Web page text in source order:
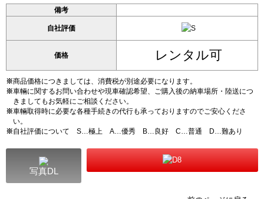
備考
自社評価
価格 レンタル可
※商品価格につきましては、消費税が別途必要になります。
※車輛に関するお問い合わせや現車確認希望、ご購入後の納車場所・陸送につ
きましてもお気軽にご相談ください。
※車輛取得時に必要な各種手続きの代行も承っておりますのでご安心くださ
い。
※自社評価について S…極上 A…優秀 B…良好 C…普通 D…難あり
写真DL